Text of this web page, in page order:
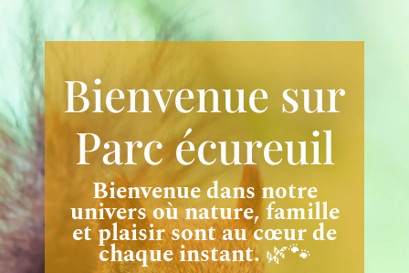
Bienvenue sur
Parc écureuil
Bienvenue dans notre
univers où nature, famille
et plaisir sont au cœur de
chaque instant.🌿🐾